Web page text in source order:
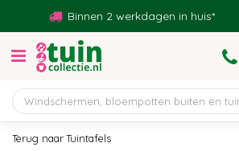
Tuintafels
Binnen 2 werkdagen in huis*